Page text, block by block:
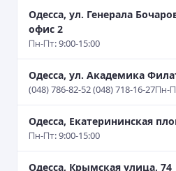
Одесса, ул. Генерала
офис 2
Пн-Пт: 9:00-15:00
Одесса, ул. Академика
(048) 786-82-52 (048) 718-16-27Пн-
Одесса, Екатерининская
Пн-Пт: 9:00-15:00
Одесса, Крымская улица, 74